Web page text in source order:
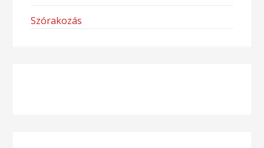
Szórakozás